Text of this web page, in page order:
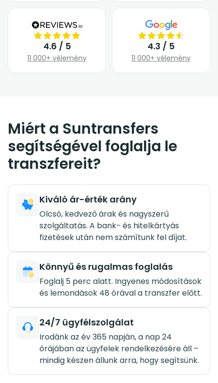
4.6 / 5
11 000+ vélemény
4.3 / 5
11 000+ vélemény
Miért a Suntransfers
segítségével foglalja le
transzfereit?
Kiváló ár-érték arány
Olcsó, kedvező árak és nagyszerű
szolgáltatás. A bank- és hitelkártyás
fizetések után nem számítunk fel díjat.
Könnyű és rugalmas foglalás
Foglalj 5 perc alatt. Ingyenes módosítások
és lemondások 48 órával a transzfer előtt.
24/7 ügyfélszolgálat
Irodánk az év 365 napján, a nap 24
órájában az ügyfelek rendelkezésére áll –
mindig készen állunk arra, hogy segítsünk.